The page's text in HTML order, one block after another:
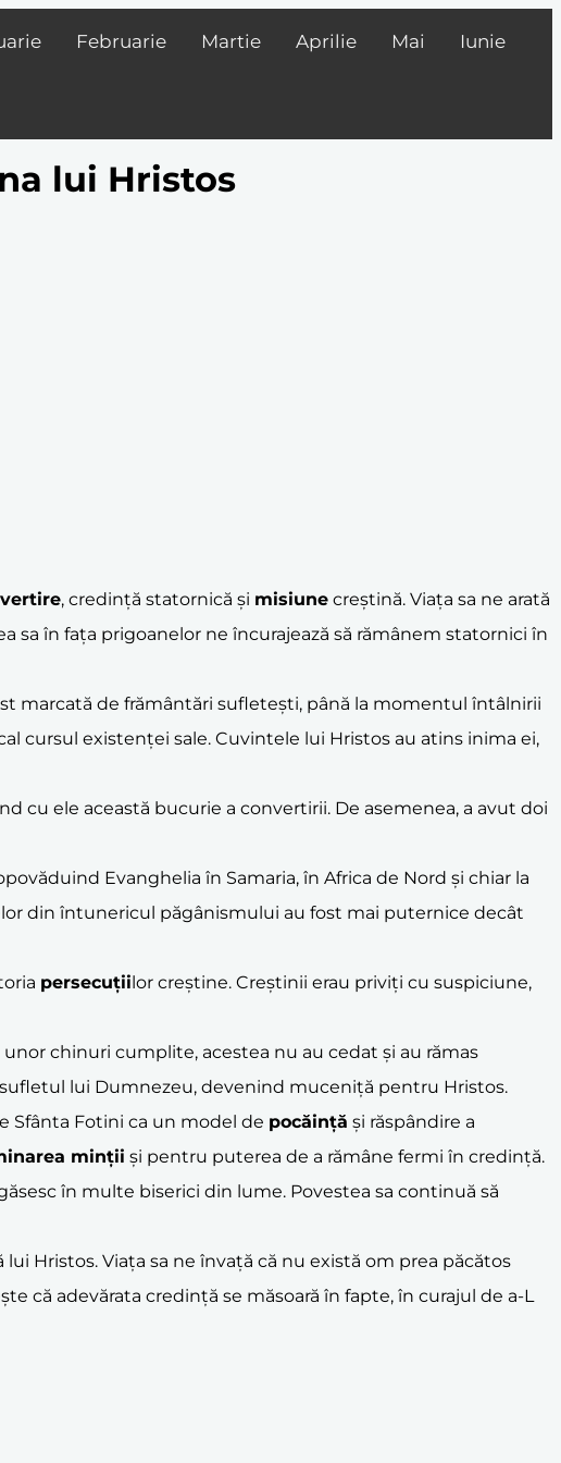
Februarie Martie Aprilie Mai Iunie
lui Hristos
, credință statornică și misiune creștină. Viața sa ne arată
sa în fața prigoanelor ne încurajează să rămânem statornici în
marcată de frământări sufletești, până la momentul întâlnirii
cursul existenței sale. Cuvintele lui Hristos au atins inima ei,
cu ele această bucurie a convertirii. De asemenea, a avut doi
Evanghelia în Samaria, în Africa de Nord și chiar la
din întunericul păgânismului au fost mai puternice decât
persecuțiilor creștine. Creștinii erau priviți cu suspiciune,
unor chinuri cumplite, acestea nu au cedat și au rămas
lui Dumnezeu, devenind muceniță pentru Hristos.
Sfânta Fotini ca un model de pocăință și răspândire a
minții și pentru puterea de a rămâne fermi în credință.
în multe biserici din lume. Povestea sa continuă să
Hristos. Viața sa ne învață că nu există om prea păcătos
că adevărata credință se măsoară în fapte, în curajul de a-L